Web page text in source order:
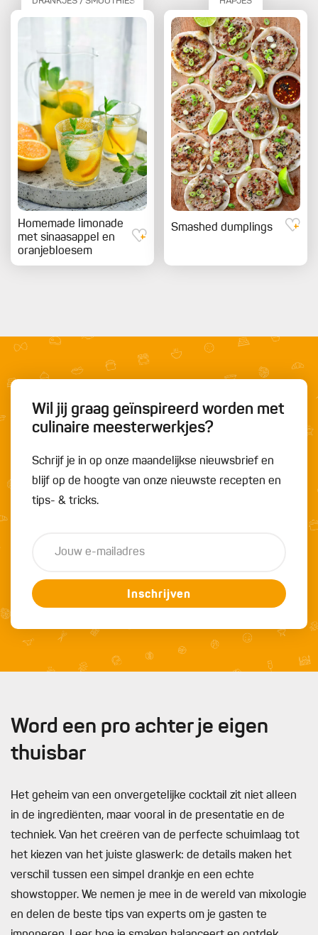
Homemade limonade
met sinaasappel en
oranjebloesem
Smashed dumplings
Wil jij graag geïnspireerd worden met
culinaire meesterwerkjes?
Schrijf je in op onze maandelijkse nieuwsbrief en
blijf op de hoogte van onze nieuwste recepten en
tips- & tricks.
Inschrijven
Word een pro achter je eigen
thuisbar
Het geheim van een onvergetelijke cocktail zit niet alleen
in de ingrediënten, maar vooral in de presentatie en de
techniek. Van het creëren van de perfecte schuimlaag tot
het kiezen van het juiste glaswerk: de details maken het
verschil tussen een simpel drankje en een echte
showstopper. We nemen je mee in de wereld van mixologie
en delen de beste tips van experts om je gasten te